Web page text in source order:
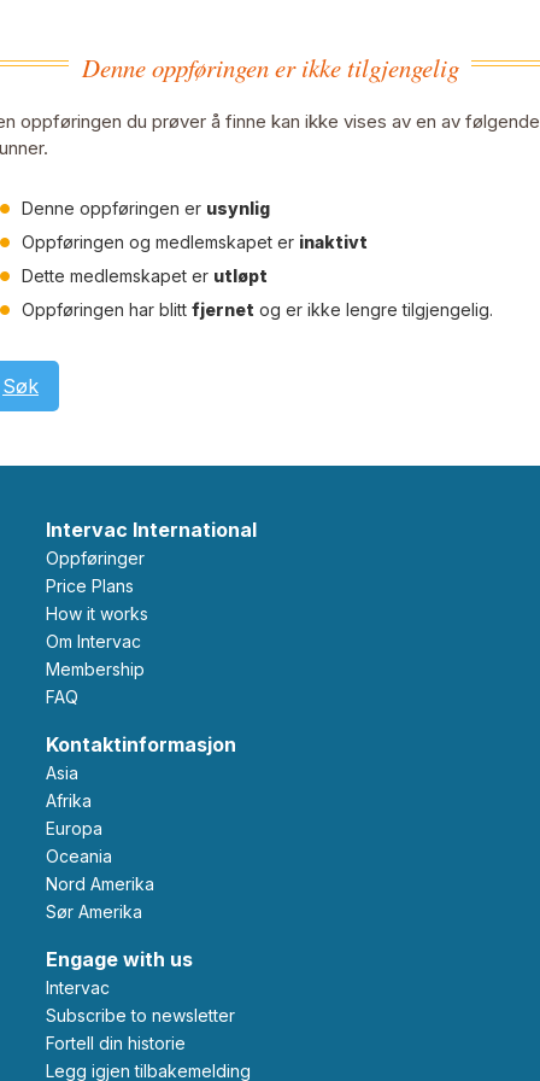
Denne oppføringen er ikke tilgjengelig
oppføringen du prøver å finne kan ikke vises av en av følgende
Denne oppføringen er usynlig
Oppføringen og medlemskapet er inaktivt
Dette medlemskapet er utløpt
Oppføringen har blitt fjernet og er ikke lengre tilgjengelig.
Søk
Intervac International
Oppføringer
Price Plans
How it works
Om Intervac
Membership
FAQ
Kontaktinformasjon
Asia
Afrika
Europa
Oceania
Nord Amerika
Sør Amerika
Engage with us
Intervac
Subscribe to newsletter
Fortell din historie
Legg igjen tilbakemelding